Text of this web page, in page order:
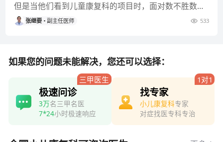
但是当他们看到儿童康复科的项目时，面对数不胜数的
项目就会陷入迷茫。 
张继要 副主任医师 533
如果您的问题未能解决，您还可以选择：
三甲医生
极速问诊
3万名三甲名医
7*24小时极速响应
1对1
找专家
小儿康复科专家
对症找医专科专治